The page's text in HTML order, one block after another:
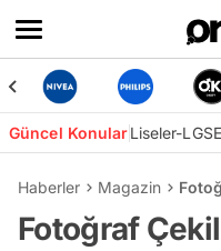
Güncel KonularLiseler-LGS
Haberler Magazin
Fotoğraf